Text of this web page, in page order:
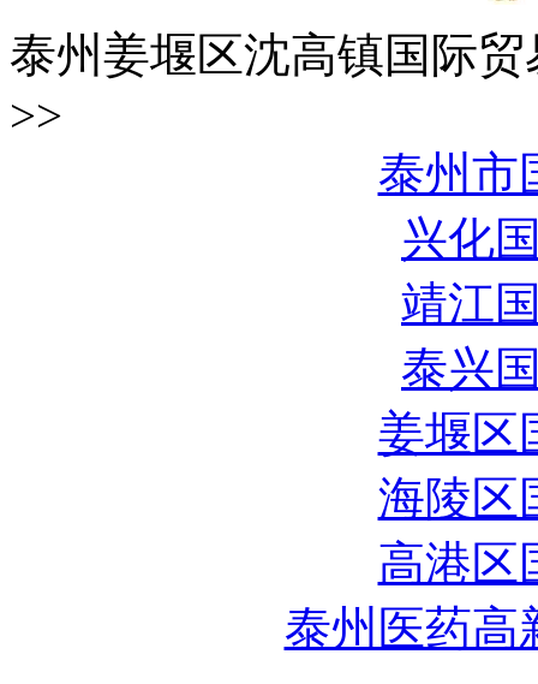
泰州姜堰区沈高镇国际贸
>>
泰州市
兴化
靖江
泰兴
姜堰区
海陵区
高港区
泰州医药高